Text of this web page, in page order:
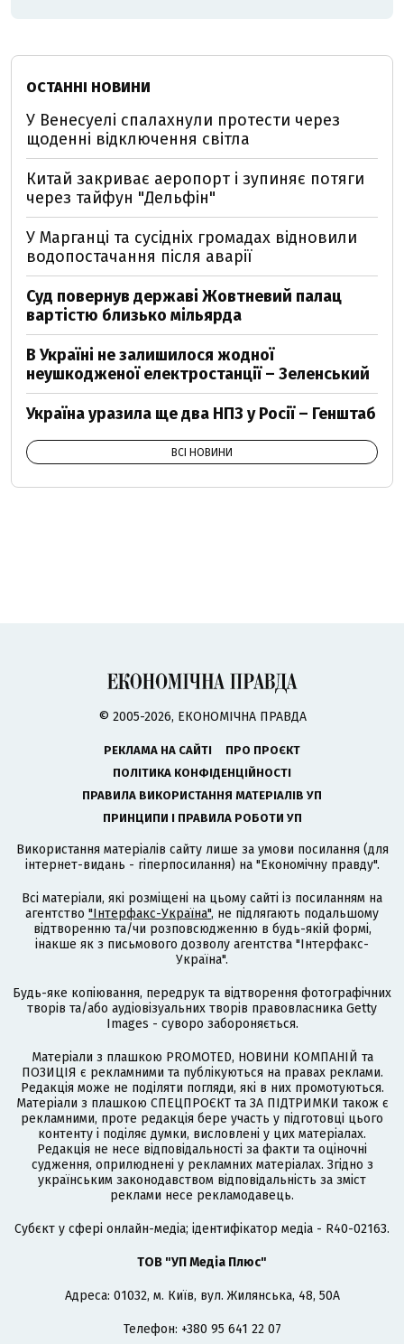
ОСТАННІ НОВИНИ
У Венесуелі спалахнули протести через
щоденні відключення світла
Китай закриває аеропорт і зупиняє потяги
через тайфун "Дельфін"
У Марганці та сусідніх громадах відновили
водопостачання після аварії
Суд повернув державі Жовтневий палац
вартістю близько мільярда
В Україні не залишилося жодної
неушкодженої електростанції – Зеленський
Україна уразила ще два НПЗ у Росії – Генштаб
ВСІ НОВИНИ
© 2005-2026, ЕКОНОМІЧНА ПРАВДА
РЕКЛАМА НА САЙТІ
ПРО ПРОЄКТ
ПОЛІТИКА КОНФІДЕНЦІЙНОСТІ
ПРАВИЛА ВИКОРИСТАННЯ МАТЕРІАЛІВ УП
ПРИНЦИПИ І ПРАВИЛА РОБОТИ УП
Використання матеріалів сайту лише за умови посилання (для
інтернет-видань - гіперпосилання) на "Економічну правду".
Всі матеріали, які розміщені на цьому сайті із посиланням на
агентство "Інтерфакс-Україна", не підлягають подальшому
відтворенню та/чи розповсюдженню в будь-якій формі,
інакше як з письмового дозволу агентства "Інтерфакс-
Україна".
Будь-яке копіювання, передрук та відтворення фотографічних
творів та/або аудіовізуальних творів правовласника Getty
Images - суворо забороняється.
Матеріали з плашкою PROMOTED, НОВИНИ КОМПАНІЙ та
ПОЗИЦІЯ є рекламними та публікуються на правах реклами.
Редакція може не поділяти погляди, які в них промотуються.
Матеріали з плашкою СПЕЦПРОЄКТ та ЗА ПІДТРИМКИ також є
рекламними, проте редакція бере участь у підготовці цього
контенту і поділяє думки, висловлені у цих матеріалах.
Редакція не несе відповідальності за факти та оціночні
судження, оприлюднені у рекламних матеріалах. Згідно з
українським законодавством відповідальність за зміст
реклами несе рекламодавець.
Cубєкт у сфері онлайн-медіа; ідентифікатор медіа - R40-02163.
ТОВ "УП Медіа Плюс"
Адреса: 01032, м. Київ, вул. Жилянська, 48, 50А
Телефон: +380 95 641 22 07